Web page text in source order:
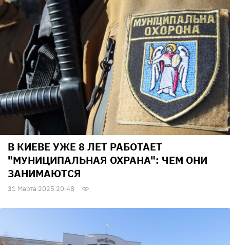
В КИЕВЕ УЖЕ 8 ЛЕТ РАБОТАЕТ
"МУНИЦИПАЛЬНАЯ ОХРАНА": ЧЕМ ОНИ
ЗАНИМАЮТСЯ
31 Марта 2025 20:48